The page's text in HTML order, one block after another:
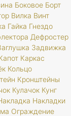
Боковое Борт
Вилка Винт
Гайка Гнездо
Дефростер
Задвижка
Каркас
Кольцо
Кронштейны
Кулачок Кунг
Накладки
Ограждение